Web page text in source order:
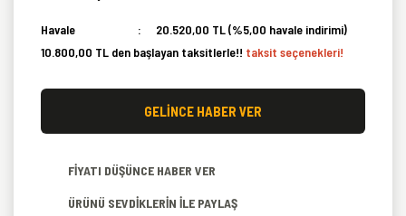
Havale
20.520,00 TL (%5,00 havale indirimi)
10.800,00 TL den başlayan taksitlerle!! taksit seçenekleri!
GELİNCE HABER VER
FİYATI DÜŞÜNCE HABER VER
ÜRÜNÜ SEVDİKLERİN İLE PAYLAŞ